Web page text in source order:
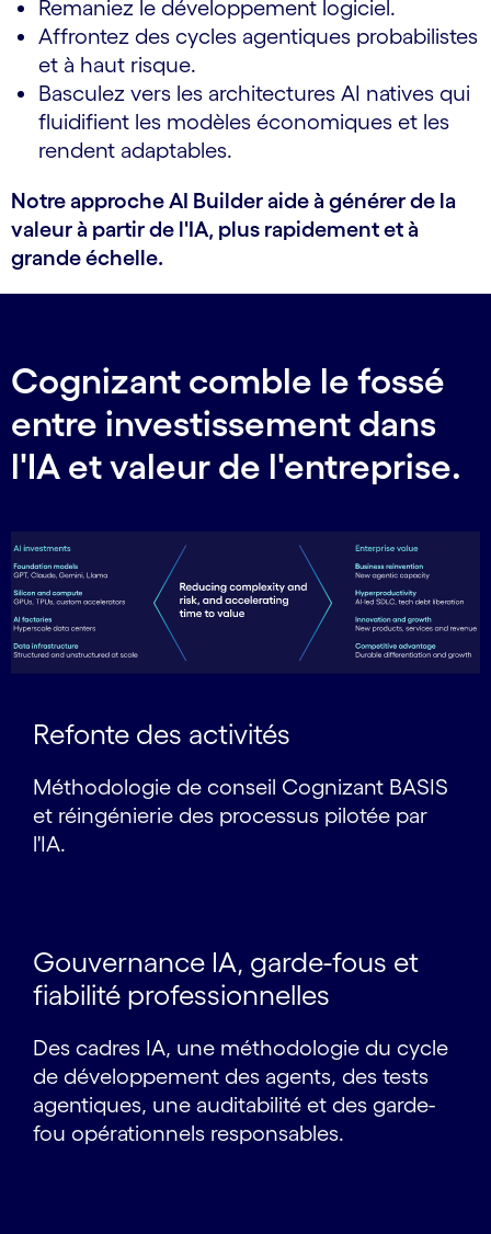
Remaniez le développement logiciel.
Affrontez des cycles agentiques probabilistes
et à haut risque.
Basculez vers les architectures AI natives qui
fluidifient les modèles économiques et les
rendent adaptables.
Notre approche AI Builder aide à générer de la
valeur à partir de l'IA, plus rapidement et à
grande échelle.
Cognizant comble le fossé
entre investissement dans
l'IA et valeur de l'entreprise.
Refonte des activités
Méthodologie de conseil Cognizant BASIS
et réingénierie des processus pilotée par
l'IA.
Gouvernance IA, garde-fous et
fiabilité professionnelles
Des cadres IA, une méthodologie du cycle
de développement des agents, des tests
agentiques, une auditabilité et des garde-
fou opérationnels responsables.